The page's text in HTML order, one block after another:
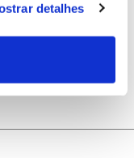
detalhes